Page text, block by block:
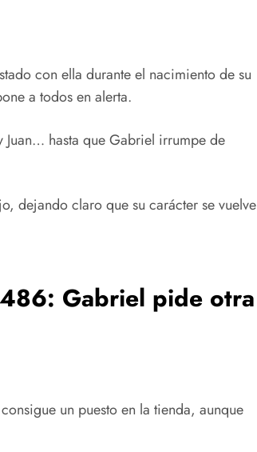
con ella durante el nacimiento de su
a todos en alerta.
hasta que Gabriel irrumpe de
dejando claro que su carácter se vuelve
Gabriel pide otra
un puesto en la tienda, aunque